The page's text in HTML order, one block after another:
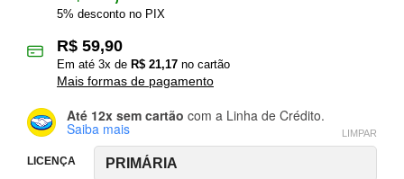
5% desconto no PIX
R$ 59,90
Em até 3x de R$ 21,17 no cartão
Mais formas de pagamento
Até 12x sem cartão com a Linha de Crédito.
Saiba mais
LICENÇA
LIMPAR